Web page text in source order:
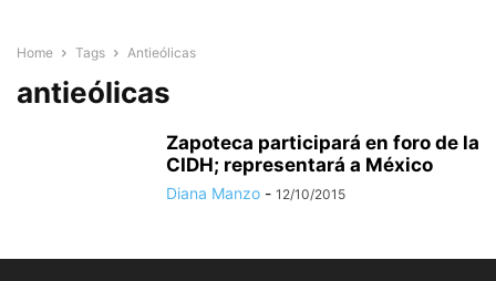
Home Tags Antieólicas
antieólicas
Zapoteca participará en foro de la
CIDH; representará a México
Diana Manzo - 12/10/2015